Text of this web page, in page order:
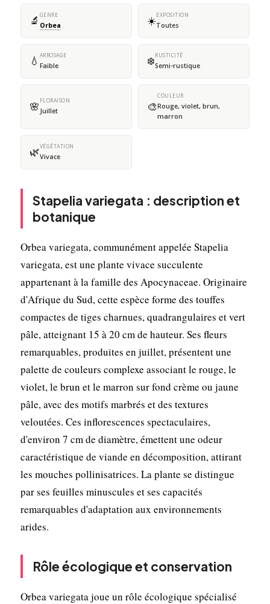
🔬 GENRE
Orbea ☀️EXPOSITION
Toutes
💧 ARROSAGE
Faible ❄️RUSTICITÉ
Semi-rustique
🌸 FLORAISON
Juillet 🎨
COULEUR
Rouge, violet, brun,
marron
🌿VÉGÉTATION
Vivace
Stapelia variegata : description et
botanique
Orbea variegata, communément appelée Stapelia
variegata, est une plante vivace succulente
appartenant à la famille des Apocynaceae. Originaire
d'Afrique du Sud, cette espèce forme des touffes
compactes de tiges charnues, quadrangulaires et vert
pâle, atteignant 15 à 20 cm de hauteur. Ses fleurs
remarquables, produites en juillet, présentent une
palette de couleurs complexe associant le rouge, le
violet, le brun et le marron sur fond crème ou jaune
pâle, avec des motifs marbrés et des textures
veloutées. Ces inflorescences spectaculaires,
d'environ 7 cm de diamètre, émettent une odeur
caractéristique de viande en décomposition, attirant
les mouches pollinisatrices. La plante se distingue
par ses feuilles minuscules et ses capacités
remarquables d'adaptation aux environnements
arides.
Rôle écologique et conservation
Orbea variegata joue un rôle écologique spécialisé